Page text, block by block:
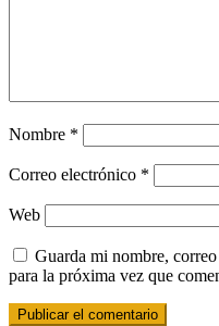
Nombre *
Correo electrónico *
Web
Guarda mi nombre,
para la próxima vez que